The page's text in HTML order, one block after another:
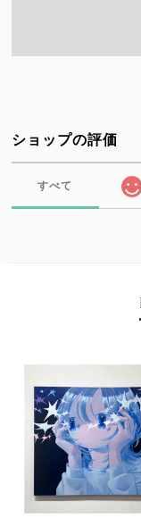
ショップの評価
すべて